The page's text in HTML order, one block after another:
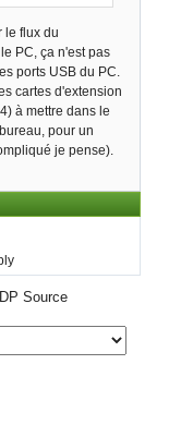
le flux du
PC, ça n'est pas
ports USB du PC.
cartes d'extension
à mettre dans le
pour un
je pense).
Source